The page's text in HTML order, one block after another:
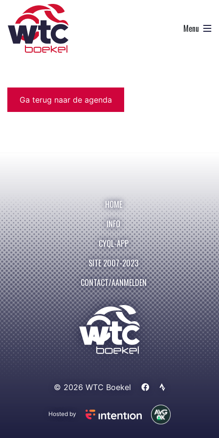
Ga terug naar de agenda
HOME
INFO
CYQL-APP
SITE 2007-2023
CONTACT/AANMELDEN
© 2026 WTC Boekel
Hosted by